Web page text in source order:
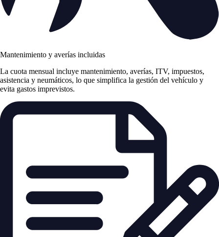
Mantenimiento y averías incluidas
La cuota mensual incluye mantenimiento, averías, ITV, impuestos,
asistencia y neumáticos, lo que simplifica la gestión del vehículo y
evita gastos imprevistos.